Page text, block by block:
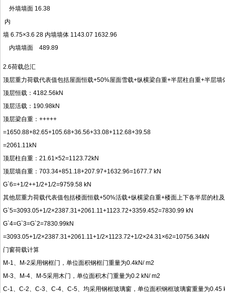
外墙墙面 16.38
内
墙 6.75×3.6 28 内墙墙体 1143.07 1632.96
内墙墙面 489.89
2.6荷载总汇
顶层重力荷载代表值包括屋面恒载+50%屋面雪载+纵横梁自重+半层柱自重+半层墙
顶层恒载：4182.56kN
顶层活载：190.98kN
顶层梁自重：+++++
=1650.88+82.65+105.68+36.56+33.08+112.68+39.58
=2061.11kN
顶层柱自重：21.61×52=1123.72kN
顶层墙自重：703.34+851.18+207.97+1632.96=1677.7 kN
G`6=+1/2++1/2+1/2=9759.58 kN
其他层重力荷载代表值包括楼面恒载+50%活载+纵横梁自重+楼面上下各半层的柱
G`5=3093.05+1/2×2387.31+2061.11+1123.72+3359.452=7830.99 kN
G`4=G`3=G`2=7830.99kN
=3093.05+1/2×2387.31+2061.11+1/2×1123.72+1/2×24.31×62=10756.34kN
门窗荷载计算
M-1、M-2采用钢框门，单位面积钢框门重量为0.4kN/ m2
M-3、M-4、M-5采用木门，单位面积木门重量为0.2 kN/ m2
C-1、C-2、C-3、C-4、C-5、均采用钢框玻璃窗，单位面积钢框玻璃窗重量为0.45